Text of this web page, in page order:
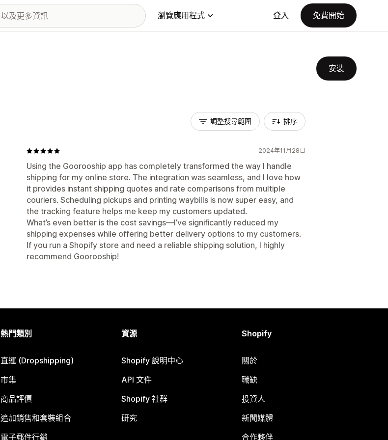
瀏覽應用程式 登入 免費開始
安裝
調整搜尋範圍 排序
2024年11月28日
Using the Goorooship app has completely transformed the way I handle
shipping for my online store. The integration was seamless, and I love how
it provides instant shipping quotes and rate comparisons from multiple
couriers. Scheduling pickups and printing waybills is now super easy, and
the tracking feature helps me keep my customers updated.
What’s even better is the cost savings—I’ve significantly reduced my
shipping expenses while offering better delivery options to my customers.
If you run a Shopify store and need a reliable shipping solution, I highly
recommend Goorooship!
熱門類別
直運 (Dropshipping)
市集
商品評價
追加銷售和套裝組合
電子郵件行銷
資源
Shopify 說明中心
API 文件
Shopify 社群
研究
Shopify
關於
職缺
投資人
新聞媒體
合作夥伴